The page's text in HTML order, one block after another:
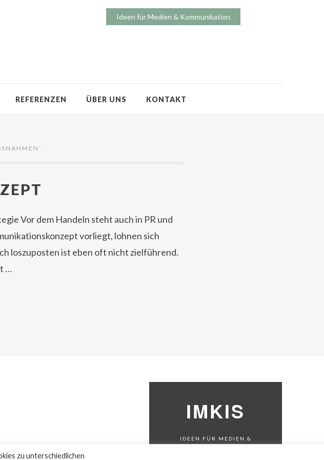
Ideen für Medien & Kommunikation
REFERENZEN ÜBER UNS KONTAKT
’
Vor dem Handeln steht auch in PR und
vorliegt, lohnen sich
loszuposten ist eben oft nicht zielführend.
…
IMKIS
IDEEN FÜR MEDIEN &
zu unterschiedlichen